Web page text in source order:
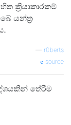
ක්‍රියාකාරකම්
යන්ත්‍ර
r0berts
source
තේරීම